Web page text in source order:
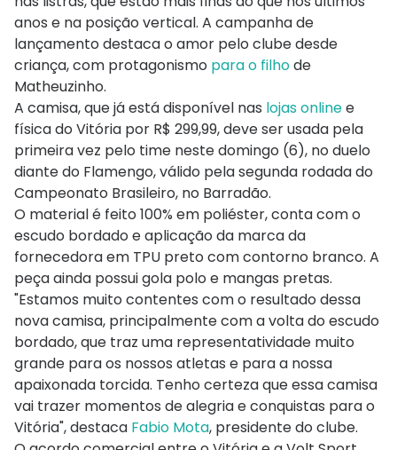
anos e na posição vertical. A campanha de
lançamento destaca o amor pelo clube desde
criança, com protagonismo para o filhode
Matheuzinho.
A camisa, que já está disponível nas lojas onlinee
física do Vitória por R$ 299,99, deve ser usada pela
primeira vez pelo time neste domingo (6), no duelo
diante do Flamengo, válido pela segunda rodada do
Campeonato Brasileiro, no Barradão.
O material é feito 100% em poliéster, conta com o
escudo bordado e aplicação da marca da
fornecedora em TPU preto com contorno branco. A
peça ainda possui gola polo e mangas pretas.
"Estamos muito contentes com o resultado dessa
nova camisa, principalmente com a volta do escudo
bordado, que traz uma representatividade muito
grande para os nossos atletas e para a nossa
apaixonada torcida. Tenho certeza que essa camisa
vai trazer momentos de alegria e conquistas para o
Vitória", destaca Fabio Mota, presidente do clube.